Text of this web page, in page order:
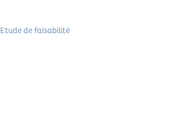
Etude de faisabilité